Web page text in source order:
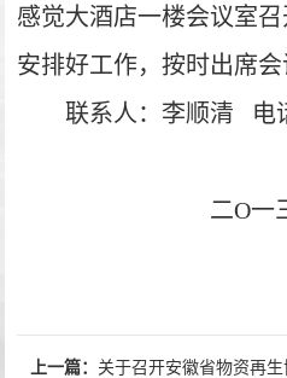
感觉大酒店一楼会议室
安排好工作，按时出席会
联系人：李顺清
电
二O一
上一篇： 关于召开安徽省物资再生协会第六届理事会第